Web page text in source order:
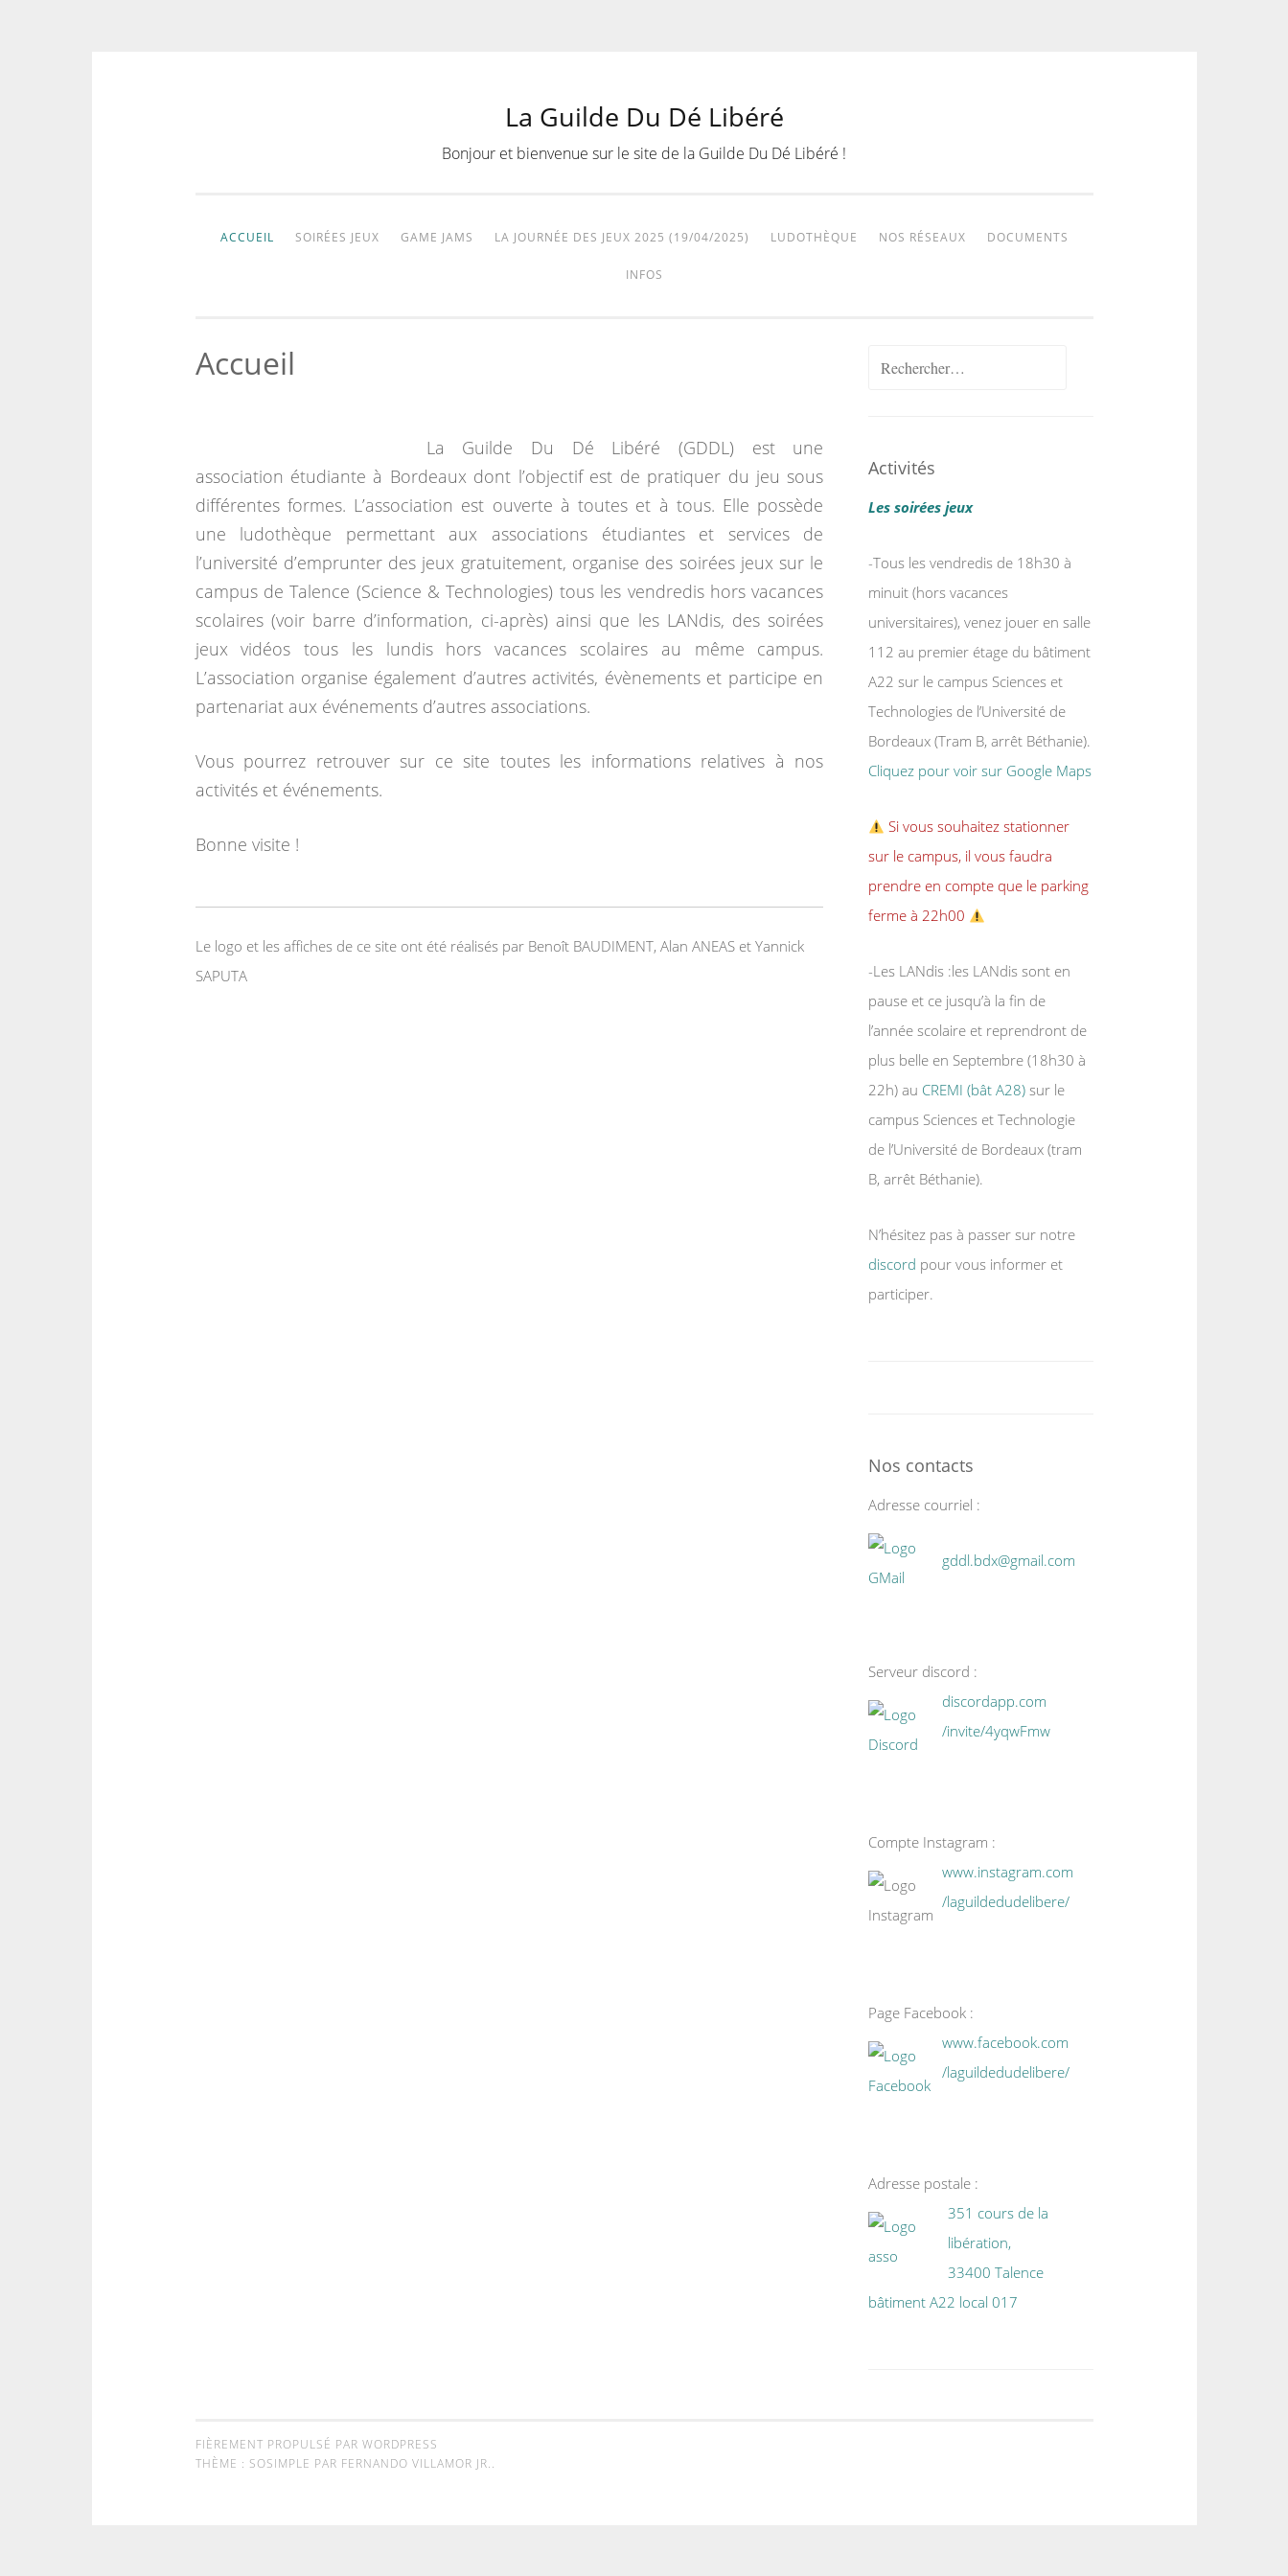
La Guilde Du Dé Libéré
Bonjour et bienvenue sur le site de la Guilde Du Dé Libéré !
ACCUEIL SOIRÉES JEUX GAME JAMS LA JOURNÉE DES JEUX 2025 (19/04/2025) LUDOTHÈQUE NOS RÉSEAUX DOCUMENTS
INFOS
Accueil
La Guilde Du Dé Libéré (GDDL) est une
association étudiante à Bordeaux dont l’objectif est de pratiquer du jeu sous
différentes formes. L’association est ouverte à toutes et à tous. Elle possède
une ludothèque permettant aux associations étudiantes et services de
l’université d’emprunter des jeux gratuitement, organise des soirées jeux sur le
campus de Talence (Science & Technologies) tous les vendredis hors vacances
scolaires (voir barre d’information, ci-après) ainsi que les LANdis, des soirées
jeux vidéos tous les lundis hors vacances scolaires au même campus.
L’association organise également d’autres activités, évènements et participe en
partenariat aux événements d’autres associations.
Vous pourrez retrouver sur ce site toutes les informations relatives à nos
activités et événements.
Bonne visite !
Le logo et les affiches de ce site ont été réalisés par Benoît BAUDIMENT, Alan ANEAS et Yannick
SAPUTA
Rechercher :
Activités
Les soirées jeux
-Tous les vendredis de 18h30 à
minuit (hors vacances
universitaires), venez jouer en salle
112 au premier étage du bâtiment
A22 sur le campus Sciences et
Technologies de l’Université de
Bordeaux (Tram B, arrêt Béthanie).
Cliquez pour voir sur Google Maps
Si vous souhaitez stationner
sur le campus, il vous faudra
prendre en compte que le parking
ferme à 22h00
-Les LANdis :les LANdis sont en
pause et ce jusqu’à la fin de
l’année scolaire et reprendront de
plus belle en Septembre (18h30 à
22h) au CREMI (bât A28) sur le
campus Sciences et Technologie
de l’Université de Bordeaux (tram
B, arrêt Béthanie).
N’hésitez pas à passer sur notre
discord pour vous informer et
participer.
Nos contacts
Adresse courriel :
gddl.bdx@gmail.com
Serveur discord :
discordapp.com
/invite/4yqwFmw
Compte Instagram :
www.instagram.com
/laguildedudelibere/
Page Facebook :
www.facebook.com
/laguildedudelibere/
Adresse postale :
351 cours de la
libération,
33400 Talence
bâtiment A22 local 017
FIÈREMENT PROPULSÉ PAR WORDPRESS
THÈME : SOSIMPLE PAR FERNANDO VILLAMOR JR..